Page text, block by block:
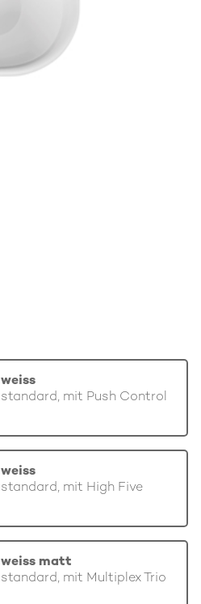
weiss
standard, mit Push Control
weiss
standard, mit High Five
weiss matt
standard, mit Multiplex Trio